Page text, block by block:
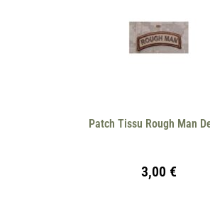
Patch Tissu Rough Man
3,00 €